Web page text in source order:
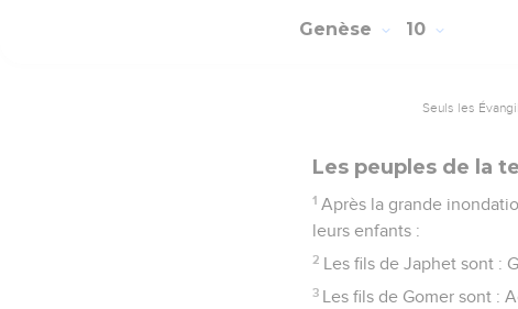
Genèse 10
Seuls les
Les peuples de la
1 Après la grande
leurs enfants :
2 Les fils de Japhet sont :
3 Les fils de Gomer sont :